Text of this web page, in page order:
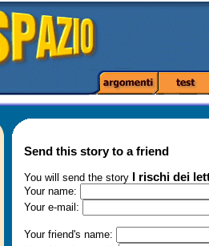
Send this story to a friend
You will send the story I rischi dei
Your name:
Your e-mail:
Your friend's name: